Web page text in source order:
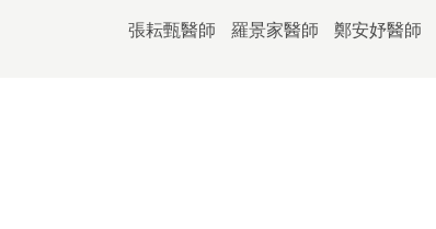
張耘甄醫師 羅景家醫師 鄭安妤醫師